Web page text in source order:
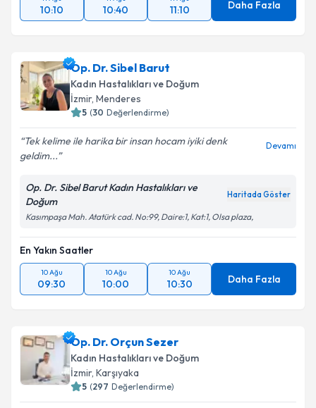
10:10 10:40 11:10 Daha Fazla
Op. Dr. Sibel Barut
Kadın Hastalıkları ve Doğum
İzmir, Menderes
5 (30 Değerlendirme)
Tek kelime ile harika bir insan hocam iyiki denk
geldim...
Devamı
Op. Dr. Sibel Barut Kadın Hastalıkları ve
Doğum
Haritada Göster
Kasımpaşa Mah. Atatürk cad. No:99, Daire:1, Kat:1, Olsa plaza,
En Yakın Saatler
10 Ağu
09:30
10 Ağu
10:00
10 Ağu
10:30 Daha Fazla
Op. Dr. Orçun Sezer
Kadın Hastalıkları ve Doğum
İzmir, Karşıyaka
5 (297 Değerlendirme)